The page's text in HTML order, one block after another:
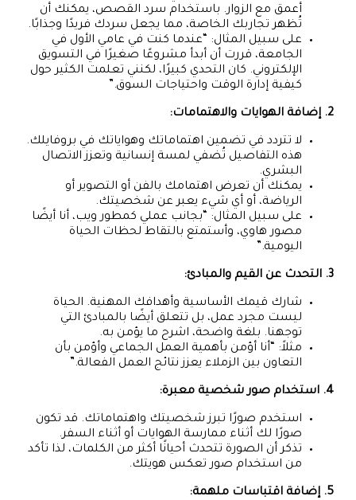
أعمق مع الزوار. باستخدام سرد القصص، يمكنك أن
تُظهر تجاربك الخاصة، مما يجعل سردك فريدًا وجذابًا.
على سبيل المثال: “عندما كنت في عامي الأول في
الجامعة، قررت أن أبدأ مشروعًا صغيرًا في التسويق
الإلكتروني. كان التحدي كبيرًا، لكنني تعلمت الكثير حول
كيفية إدارة الوقت واحتياجات السوق.”
2. إضافة الهوايات والاهتمامات:
لا تتردد في تضمين اهتماماتك وهواياتك في بروفايلك.
هذه التفاصيل تُضفي لمسة إنسانية وتعزز الاتصال
البشري.
يمكنك أن تعرض اهتمامك بالفن أو التصوير أو
الرياضة، أو أي شيء يعبر عن شخصيتك.
على سبيل المثال: “بجانب عملي كمطور ويب، أنا أيضًا
مصور هاوي، وأستمتع بالتقاط لحظات الحياة
اليومية.”
3. التحدث عن القيم والمبادئ:
شارك قيمك الأساسية وأهدافك المهنية. الحياة
ليست مجرد عمل، بل تتعلق أيضًا بالمبادئ التي
توجهنا. بلغة واضحة، اشرح ما يؤمن به.
مثلاً: “أنا أؤمن بأهمية العمل الجماعي وأؤمن بأن
التعاون بين الزملاء يعزز نتائج العمل الفعالة.”
4. استخدام صور شخصية معبرة:
استخدم صورًا تبرز شخصيتك واهتماماتك. قد تكون
صورًا لك أثناء ممارسة الهوايات أو أثناء السفر.
تذكر أن الصورة تتحدث أحيانًا أكثر من الكلمات، لذا تأكد
من استخدام صور تعكس هويتك.
5. إضافة اقتباسات ملهمة: